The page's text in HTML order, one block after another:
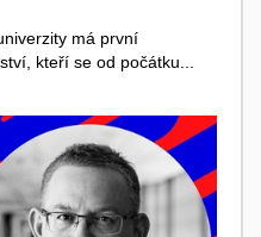
má první
kteří se od počátku...